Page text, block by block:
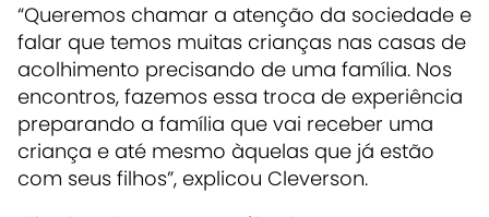
“Queremos chamar a atenção da sociedade e
falar que temos muitas crianças nas casas de
acolhimento precisando de uma família. Nos
encontros, fazemos essa troca de experiência
preparando a família que vai receber uma
criança e até mesmo àquelas que já estão
com seus filhos”, explicou Cleverson.